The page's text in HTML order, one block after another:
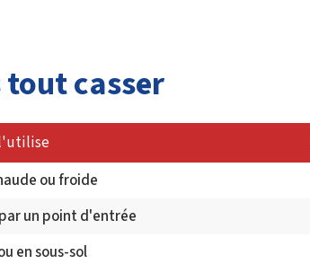
casser
ou froide
un point d'entrée
en sous-sol